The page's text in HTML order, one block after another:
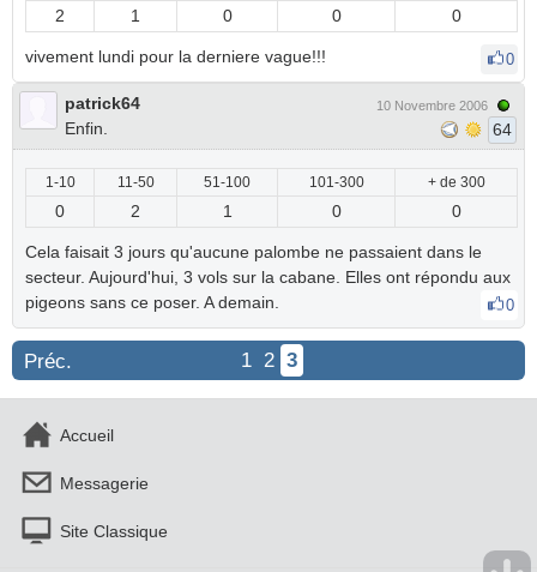
2 1 0 0 0
vivement lundi pour la derniere vague!!! 0
patrick64
Enfin.
10 Novembre 2006
64
1-10 11-50 51-100 101-300 + de 300
0 2 1 0 0
Cela faisait 3 jours qu'aucune palombe ne passaient dans le
secteur. Aujourd'hui, 3 vols sur la cabane. Elles ont répondu aux
pigeons sans ce poser. A demain.
0
Préc. 1 2 3
Accueil
Messagerie
Site Classique